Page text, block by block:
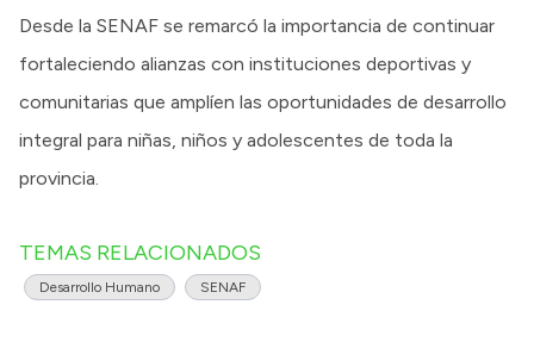
Desde la SENAF se remarcó la importancia de continuar
fortaleciendo alianzas con instituciones deportivas y
comunitarias que amplíen las oportunidades de desarrollo
integral para niñas, niños y adolescentes de toda la
provincia.
TEMAS RELACIONADOS
Desarrollo Humano SENAF